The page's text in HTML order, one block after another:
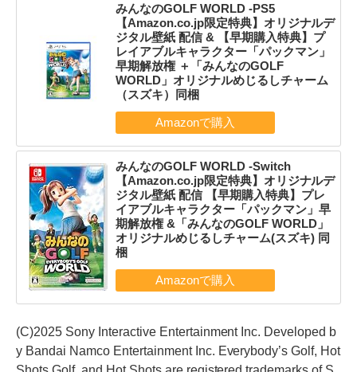
みんなのGOLF WORLD -PS5
【Amazon.co.jp限定特典】オリジナルデ
ジタル壁紙 配信 & 【早期購入特典】プ
レイアブルキャラクター「パックマン」
早期解放権 ＋「みんなのGOLF
WORLD」オリジナルめじるしチャーム
（スズキ）同梱
みんなのGOLF WORLD -Switch
【Amazon.co.jp限定特典】オリジナルデ
ジタル壁紙 配信 【早期購入特典】プレ
イアブルキャラクター「パックマン」早
期解放権 &「みんなのGOLF WORLD」
オリジナルめじるしチャーム(スズキ) 同
梱
(C)2025 Sony Interactive Entertainment Inc. Developed b
y Bandai Namco Entertainment Inc. Everybody’s Golf, Hot